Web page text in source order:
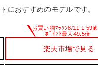
におすすめのモデルです。
楽天市場で見る